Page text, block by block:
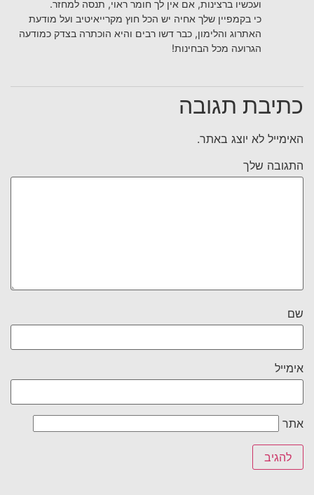
ועכשיו ברצינות, אם אין לך חומר ראוי, תנסה למחזר.
כי בקמפיין שלך אחיה יש הכל חוץ מקרייאיטיב ועל מודעת
האתרוג והלימון, כבר דשו רבים והיא הוכתרה בצדק כמודעה
הגרועה מכל הבחינות!
כתיבת תגובה
האימייל לא יוצג באתר.
התגובה שלך
שם
אימייל
אתר